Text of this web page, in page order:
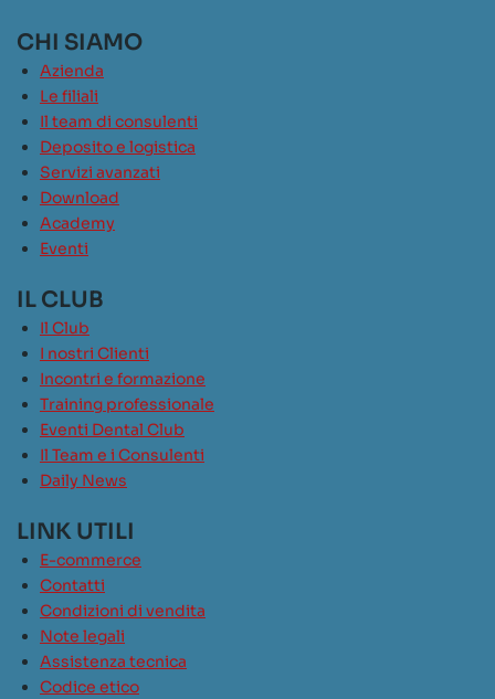
CHI SIAMO
Azienda
Le filiali
Il team di consulenti
Deposito e logistica
Servizi avanzati
Download
Academy
Eventi
IL CLUB
Il Club
I nostri Clienti
Incontri e formazione
Training professionale
Eventi Dental Club
Il Team e i Consulenti
Daily News
LINK UTILI
E-commerce
Contatti
Condizioni di vendita
Note legali
Assistenza tecnica
Codice etico